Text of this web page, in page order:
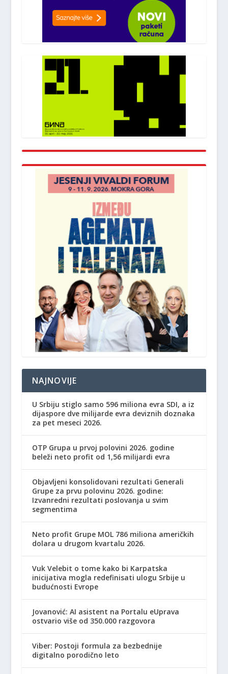
NAJNOVIJE
U Srbiju stiglo samo 596 miliona evra SDI, a iz
dijaspore dve milijarde evra deviznih doznaka
za pet meseci 2026.
OTP Grupa u prvoj polovini 2026. godine
beleži neto profit od 1,56 milijardi evra
Objavljeni konsolidovani rezultati Generali
Grupe za prvu polovinu 2026. godine:
Izvanredni rezultati poslovanja u svim
segmentima
Neto profit Grupe MOL 786 miliona američkih
dolara u drugom kvartalu 2026.
Vuk Velebit o tome kako bi Karpatska
inicijativa mogla redefinisati ulogu Srbije u
budućnosti Evrope
Jovanović: AI asistent na Portalu eUprava
ostvario više od 350.000 razgovora
Viber: Postoji formula za bezbednije
digitalno porodično leto